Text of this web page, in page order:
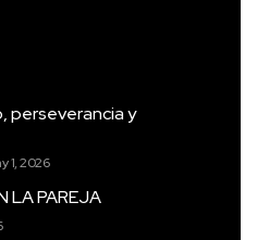
perseverancia y
1, 2026
LA PAREJA